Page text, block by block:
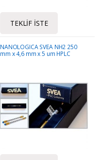
TEKLIF İSTE
NANOLOGICA SVEA NH2 250
mm x 4,6 mm x 5 um HPLC